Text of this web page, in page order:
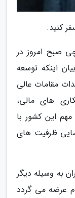
کنید.
صبح امروز در
اینکه توسعه
مقامات عالی
های مالی،
این کشور با
ظرفیت های
به وسیله دیگر
عرضه می گردد